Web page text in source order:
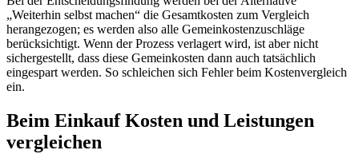
„Weiterhin selbst machen“ die Gesamtkosten zum Vergleich
herangezogen; es werden also alle Gemeinkostenzuschläge
berücksichtigt. Wenn der Prozess verlagert wird, ist aber nicht
sichergestellt, dass diese Gemeinkosten dann auch tatsächlich
eingespart werden. So schleichen sich Fehler beim Kostenvergleich
ein.
Beim Einkauf Kosten und Leistungen
vergleichen